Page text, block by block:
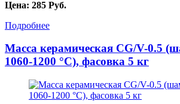
Цена: 285 Руб.
Подробнее
Масса керамическая CG/V-0.5
1060-1200 °С), фасовка 5 кг